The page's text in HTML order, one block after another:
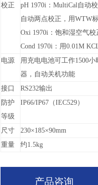
校正 pH 1970i：MultiCal自动
自动两点校正，用WTW
Oxi 1970i：饱和湿空气校
Cond 1970i：用0.01M
电源
用充电电池可工作1500小
器，自动关机功能
接口 RS232输出
防护
等级
IP66/IP67（IEC529）
尺寸 230×185×90mm
重量
约1.5kg
产品咨询